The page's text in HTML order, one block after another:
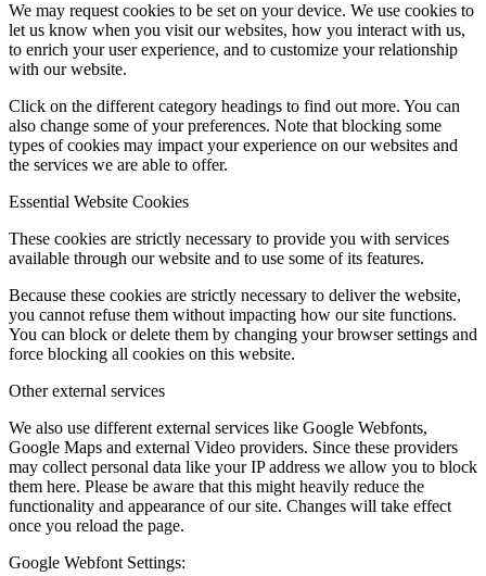
We may request cookies to be set on your device. We use cookies to
let us know when you visit our websites, how you interact with us,
to enrich your user experience, and to customize your relationship
with our website.
Click on the different category headings to find out more. You can
also change some of your preferences. Note that blocking some
types of cookies may impact your experience on our websites and
the services we are able to offer.
Essential Website Cookies
These cookies are strictly necessary to provide you with services
available through our website and to use some of its features.
Because these cookies are strictly necessary to deliver the website,
you cannot refuse them without impacting how our site functions.
You can block or delete them by changing your browser settings and
force blocking all cookies on this website.
Other external services
We also use different external services like Google Webfonts,
Google Maps and external Video providers. Since these providers
may collect personal data like your IP address we allow you to block
them here. Please be aware that this might heavily reduce the
functionality and appearance of our site. Changes will take effect
once you reload the page.
Google Webfont Settings: